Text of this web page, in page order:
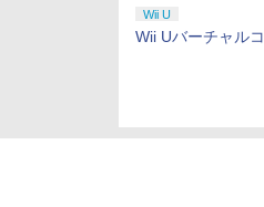
Wii U
Wii Uバーチャル